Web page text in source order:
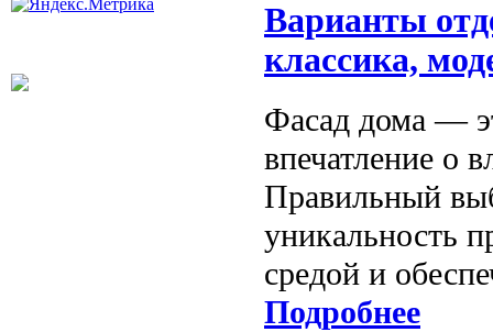
Варианты
классика,
Фасад дома —
впечатление о
Правильный
уникальность
средой и
Подробнее